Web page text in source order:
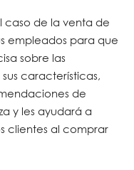
caso de la venta de
empleados para que
sobre las
características,
de
y les ayudará a
clientes al comprar